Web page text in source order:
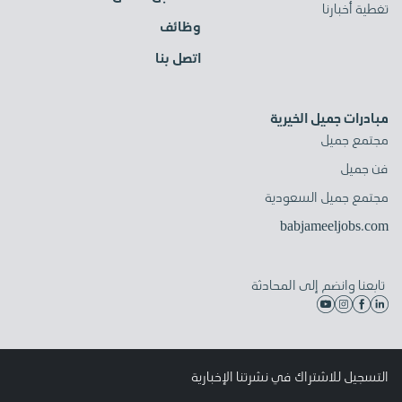
تغطية أخبارنا
وظائف
اتصل بنا
مبادرات جميل الخيرية
مجتمع جميل
فن جميل
مجتمع جميل السعودية
babjameeljobs.com
تابعنا وانضم إلى المحادثة
التسجيل للاشتراك في نشرتنا الإخبارية